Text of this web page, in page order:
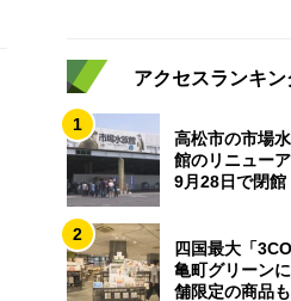
アクセスランキン
1
高松市の市場
館のリニュー
9月28日で閉館
2
四国最大「
亀町グリーン
舗限定の商品